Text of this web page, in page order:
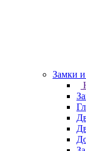
Замки и